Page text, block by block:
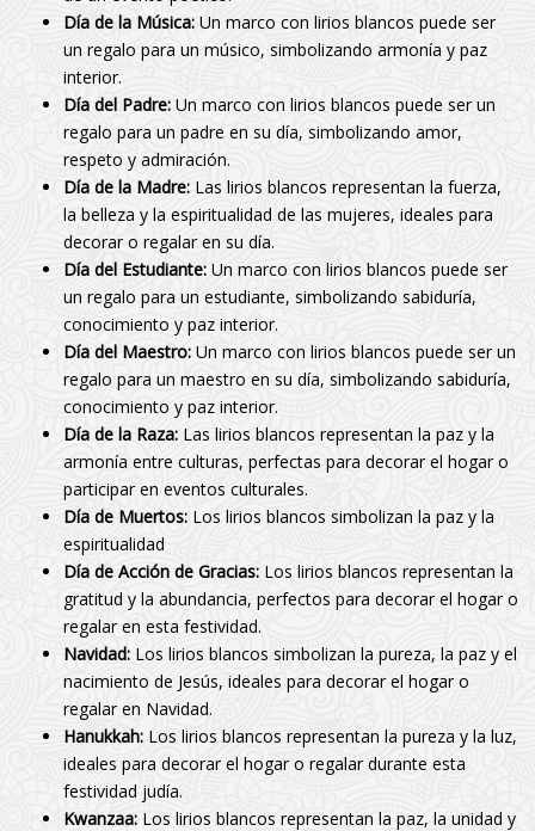
Día de la Música: Un marco con lirios blancos puede ser
un regalo para un músico, simbolizando armonía y paz
interior.
Día del Padre: Un marco con lirios blancos puede ser un
regalo para un padre en su día, simbolizando amor,
respeto y admiración.
Día de la Madre: Las lirios blancos representan la fuerza,
la belleza y la espiritualidad de las mujeres, ideales para
decorar o regalar en su día.
Día del Estudiante: Un marco con lirios blancos puede ser
un regalo para un estudiante, simbolizando sabiduría,
conocimiento y paz interior.
Día del Maestro: Un marco con lirios blancos puede ser un
regalo para un maestro en su día, simbolizando sabiduría,
conocimiento y paz interior.
Día de la Raza: Las lirios blancos representan la paz y la
armonía entre culturas, perfectas para decorar el hogar o
participar en eventos culturales.
Día de Muertos: Los lirios blancos simbolizan la paz y la
espiritualidad
Día de Acción de Gracias: Los lirios blancos representan la
gratitud y la abundancia, perfectos para decorar el hogar o
regalar en esta festividad.
Navidad: Los lirios blancos simbolizan la pureza, la paz y el
nacimiento de Jesús, ideales para decorar el hogar o
regalar en Navidad.
Hanukkah: Los lirios blancos representan la pureza y la luz,
ideales para decorar el hogar o regalar durante esta
festividad judía.
Kwanzaa: Los lirios blancos representan la paz, la unidad y